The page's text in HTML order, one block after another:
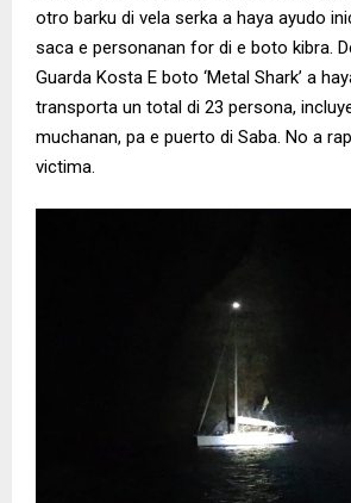
otro barku di vela serka a haya ayudo
saca e personanan for di e boto kibra.
Guarda Kosta E boto ‘Metal Shark’ a
transporta un total di 23 persona,
muchanan, pa e puerto di Saba. No a
victima.